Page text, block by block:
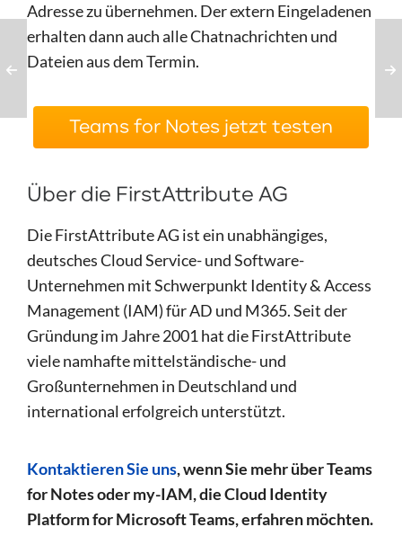
Adresse zu übernehmen. Der extern Eingeladenen
erhalten dann auch alle Chatnachrichten und
Dateien aus dem Termin.
Teams for Notes jetzt testen
Über die FirstAttribute AG
Die FirstAttribute AG ist ein unabhängiges,
deutsches Cloud Service- und Software-
Unternehmen mit Schwerpunkt Identity & Access
Management (IAM) für AD und M365. Seit der
Gründung im Jahre 2001 hat die FirstAttribute
viele namhafte mittelständische- und
Großunternehmen in Deutschland und
international erfolgreich unterstützt.
Kontaktieren Sie uns, wenn Sie mehr über Teams
for Notes oder my-IAM, die Cloud Identity
Platform for Microsoft Teams, erfahren möchten.